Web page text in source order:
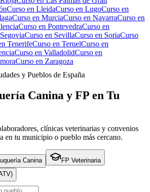
Curso en LleidaCurso en LugoCurso en
Curso en MurciaCurso en NavarraCurso en
Curso en PontevedraCurso en
SegoviaCurso en SevillaCurso en SoriaCurso
TenerifeCurso en TeruelCurso en
Curso en ValladolidCurso en
Curso en Zaragoza
y Pueblos de España
Canina y FP en Tu
clínicas veterinarias y convenios
en tu municipio o pueblo más cercano.
Canina
FP Veterinaria